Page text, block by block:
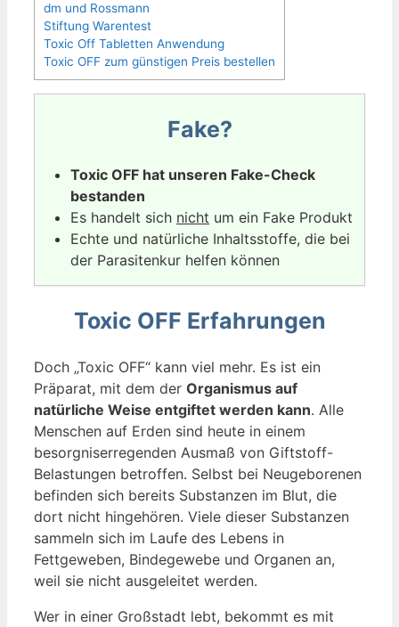
dm und Rossmann
Stiftung Warentest
Toxic Off Tabletten Anwendung
Toxic OFF zum günstigen Preis bestellen
Fake?
Toxic OFF hat unseren Fake-Check
bestanden
Es handelt sich nicht um ein Fake Produkt
Echte und natürliche Inhaltsstoffe, die bei
der Parasitenkur helfen können
Toxic OFF Erfahrungen
Doch „Toxic OFF“ kann viel mehr. Es ist ein
Präparat, mit dem der Organismus auf
natürliche Weise entgiftet werden kann. Alle
Menschen auf Erden sind heute in einem
besorgniserregenden Ausmaß von Giftstoff-
Belastungen betroffen. Selbst bei Neugeborenen
befinden sich bereits Substanzen im Blut, die
dort nicht hingehören. Viele dieser Substanzen
sammeln sich im Laufe des Lebens in
Fettgeweben, Bindegewebe und Organen an,
weil sie nicht ausgeleitet werden.
Wer in einer Großstadt lebt, bekommt es mit